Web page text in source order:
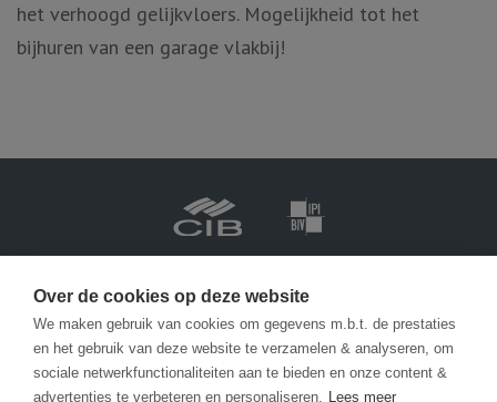
het verhoogd gelijkvloers. Mogelijkheid tot het
bijhuren van een garage vlakbij!
Ondernemingsnummer BTW-BE 0471 413 565
info@becue.be
Over de cookies op deze website
We maken gebruik van cookies om gegevens m.b.t. de prestaties
en het gebruik van deze website te verzamelen & analyseren, om
sociale netwerkfunctionaliteiten aan te bieden en onze content &
advertenties te verbeteren en personaliseren. Lees meer